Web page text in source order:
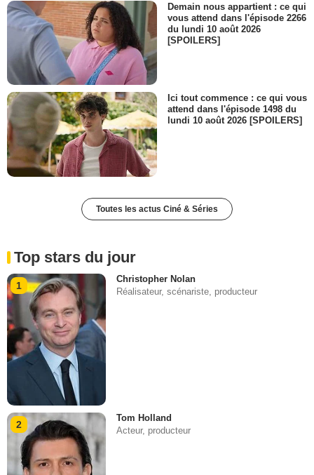
Demain nous appartient : ce qui
vous attend dans l'épisode 2266
du lundi 10 août 2026
[SPOILERS]
Ici tout commence : ce qui vous
attend dans l'épisode 1498 du
lundi 10 août 2026 [SPOILERS]
Toutes les actus Ciné & Séries
Top stars du jour
1
Christopher Nolan
Réalisateur, scénariste, producteur
2
Tom Holland
Acteur, producteur